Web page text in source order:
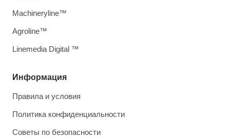
Информация
Правила и условия
Политика конфиденциальности
Советы по безопасности
Machineryline™
Agroline™
Linemedia Digital ™